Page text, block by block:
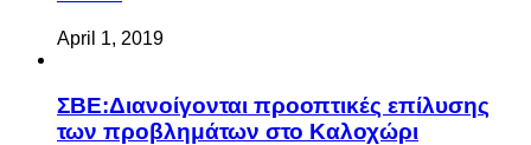
April 1, 2019
ΣΒΕ:Διανοίγονται προοπτικές επίλυσης
των προβλημάτων στο Καλοχώρι